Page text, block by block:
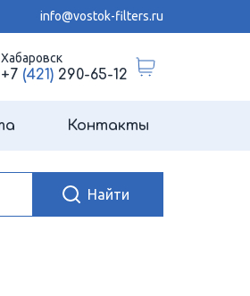
info@vostok-filters.ru
Хабаровск
+7 (421)290-65-12
Контакты